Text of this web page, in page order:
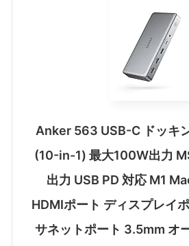
Anker 563 USB-C ドッキ
(10-in-1) 最大100W出力
出力 USB PD 対応 M1
HDMIポート ディスプレイ
サネットポート 3.5mm オ